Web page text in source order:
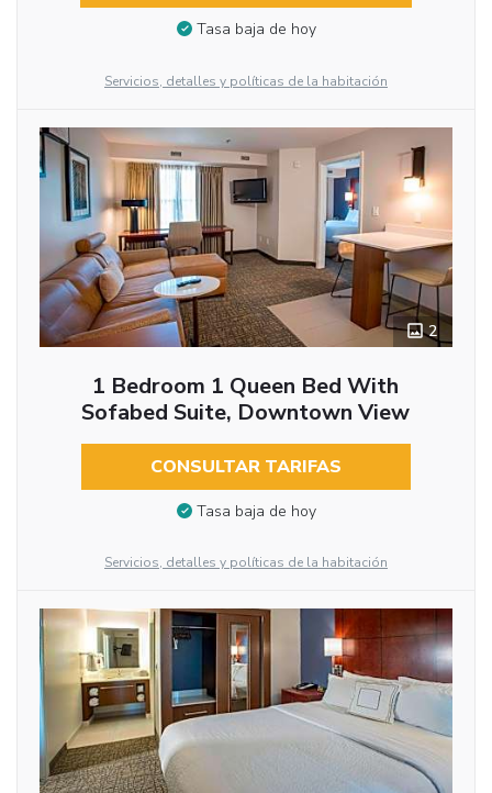
Tasa baja de hoy
Servicios, detalles y políticas de la habitación
2
1 Bedroom 1 Queen Bed With
Sofabed Suite, Downtown View
CONSULTAR TARIFAS
Tasa baja de hoy
Servicios, detalles y políticas de la habitación